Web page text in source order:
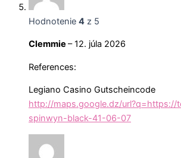
Hodnotenie 4 z 5
Clemmie – 12. júla 2026
References:
Legiano Casino Gutscheincode
http://maps.google.dz/url?q=https://
spinwyn-black-41-06-07